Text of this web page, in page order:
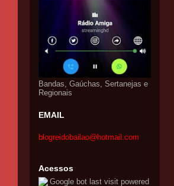
Bandas, Gaúchas, Sertanejas e
Regionais
EMAIL
blogreidobailao@hotmail.com
Acessos